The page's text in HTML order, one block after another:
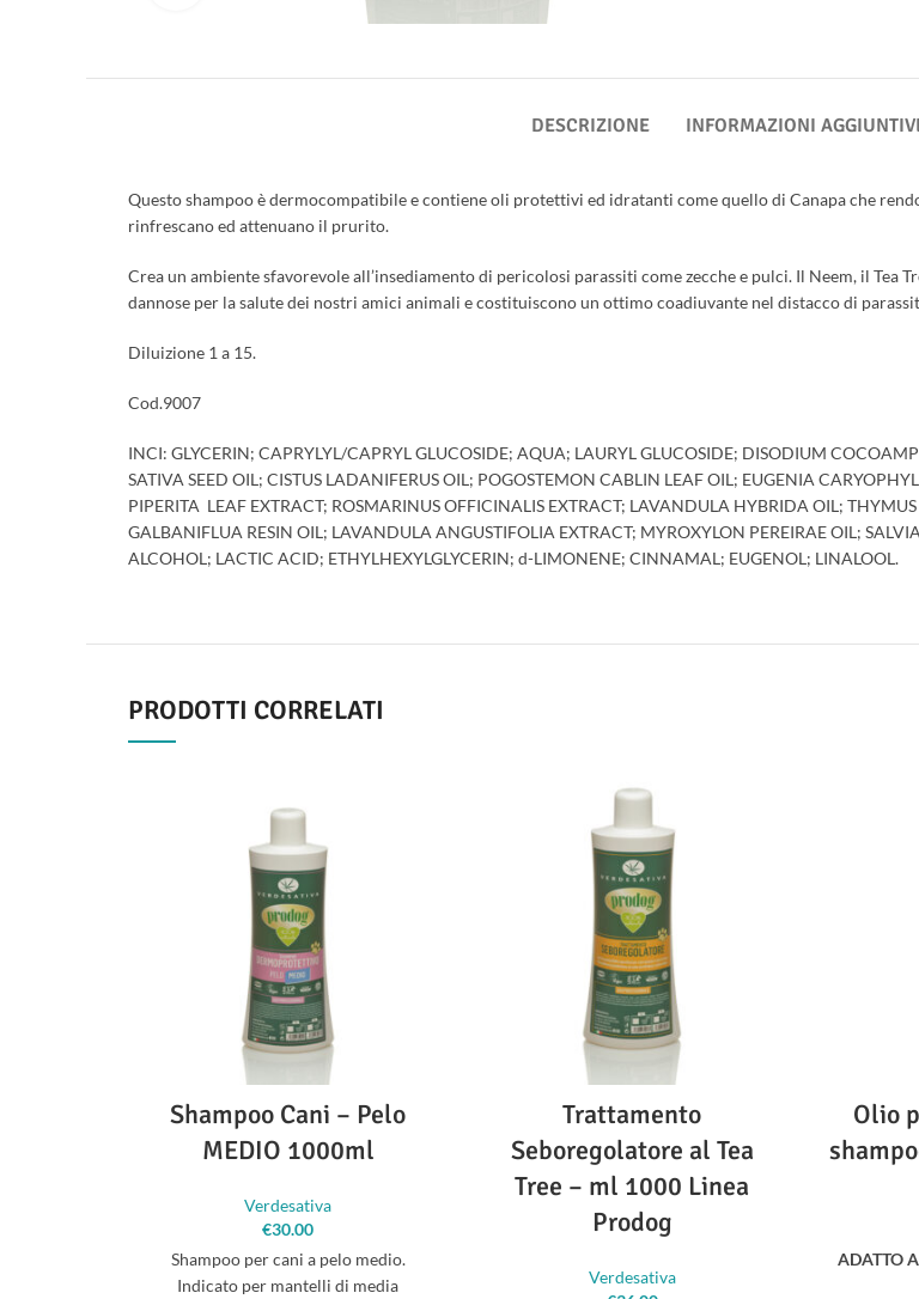
DESCRIZIONE INFORMAZIONI
Questo shampoo è dermocompatibile e contiene oli protettivi ed idratanti come quello di Canapa che
rinfrescano ed attenuano il prurito.
Crea un ambiente sfavorevole all’insediamento di pericolosi parassiti come zecche e pulci. Il Neem, il Tea
dannose per la salute dei nostri amici animali e costituiscono un ottimo coadiuvante nel distacco di
Diluizione 1 a 15.
Cod.9007
INCI: GLYCERIN; CAPRYLYL/CAPRYL GLUCOSIDE; AQUA; LAURYL GLUCOSIDE; DISODIUM
SATIVA SEED OIL; CISTUS LADANIFERUS OIL; POGOSTEMON CABLIN LEAF OIL; EUGENIA
PIPERITA LEAF EXTRACT; ROSMARINUS OFFICINALIS EXTRACT; LAVANDULA HYBRIDA OIL;
GALBANIFLUA RESIN OIL; LAVANDULA ANGUSTIFOLIA EXTRACT; MYROXYLON PEREIRAE OIL;
ALCOHOL; LACTIC ACID; ETHYLHEXYLGLYCERIN; d-LIMONENE; CINNAMAL; EUGENOL; LINALOOL.
PRODOTTI CORRELATI
Shampoo Cani – Pelo
MEDIO 1000ml
Verdesativa
€30.00
Shampoo per cani a pelo medio.
Indicato per mantelli di media
Trattamento
Seboregolatore al Tea
Tree – ml 1000 Linea
Prodog
Verdesativa
Olio
ADATTO